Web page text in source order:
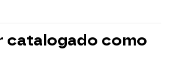
catalogado como